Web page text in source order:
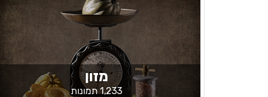
מזון
1,233 תמונות